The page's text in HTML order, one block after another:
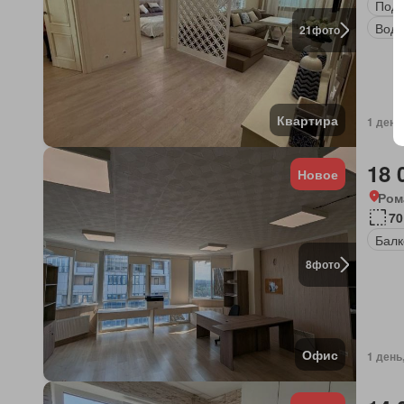
21фото
Квартира
Вода
1
8фото
Новое
Офис
18
1